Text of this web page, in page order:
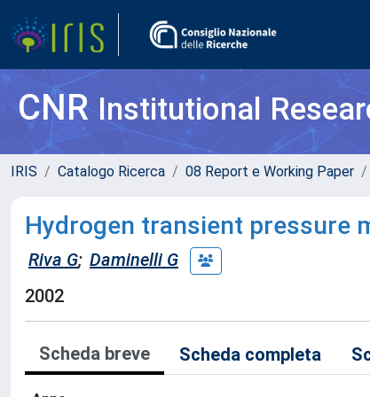
CNRInstitutional
IRIS Catalogo Ricerca 08 Report e Working Paper
Hydrogen transient pressure
Riva G; Daminelli G
2002
Scheda breve Scheda completa